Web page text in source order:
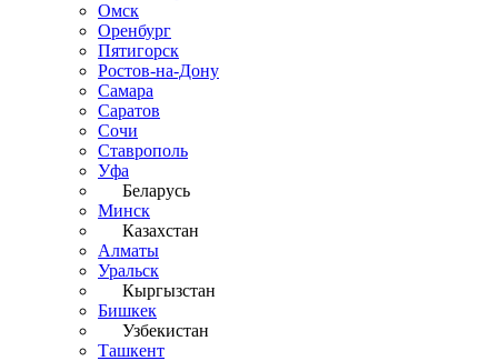
Омск
Оренбург
Пятигорск
Ростов-на-Дону
Самара
Саратов
Сочи
Ставрополь
Уфа
Беларусь
Минск
Казахстан
Алматы
Уральск
Кыргызстан
Бишкек
Узбекистан
Ташкент